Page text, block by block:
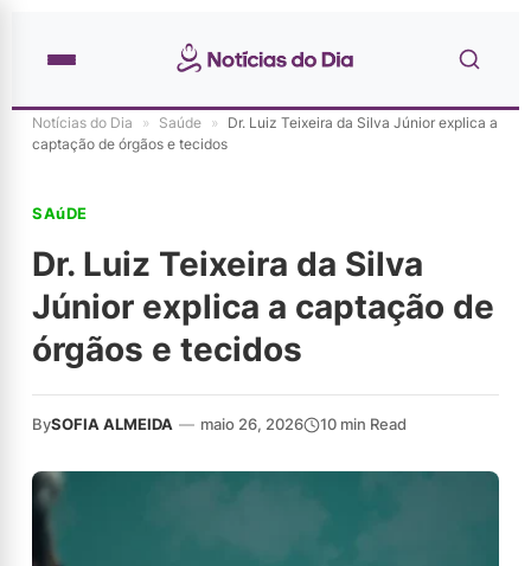
Notícias do Dia » Saúde » Dr. Luiz Teixeira da Silva Júnior explica a
captação de órgãos e tecidos
SAúDE
Dr. Luiz Teixeira da Silva
Júnior explica a captação de
órgãos e tecidos
BySOFIA ALMEIDA — maio 26, 2026 10 min Read